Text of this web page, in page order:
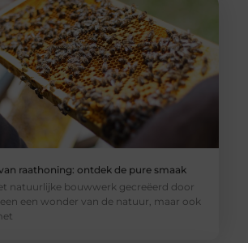
raathoning: ontdek de pure smaak
natuurlijke bouwwerk gecreëerd door
een wonder van de natuur, maar ook